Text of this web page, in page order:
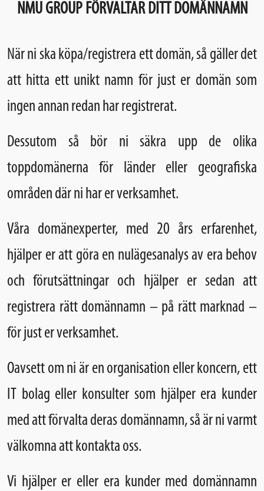
NMU GROUP FÖRVALTAR DITT DOMÄNNAMN
När ni ska köpa/registrera ett domän, så gäller det
att hitta ett unikt namn för just er domän som
ingen annan redan har registrerat.
Dessutom så bör ni säkra upp de olika
toppdomänerna för länder eller geografiska
områden där ni har er verksamhet.
Våra domänexperter, med 20 års erfarenhet,
hjälper er att göra en nulägesanalys av era behov
och förutsättningar och hjälper er sedan att
registrera rätt domännamn – på rätt marknad –
för just er verksamhet.
Oavsett om ni är en organisation eller koncern, ett
IT bolag eller konsulter som hjälper era kunder
med att förvalta deras domännamn, så är ni varmt
välkomna att kontakta oss.
Vi hjälper er eller era kunder med domännamn